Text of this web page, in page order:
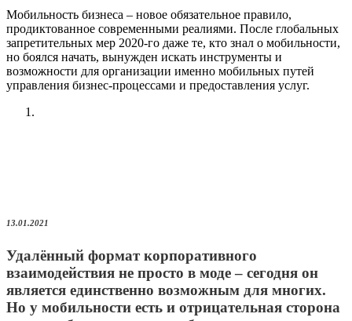
Мобильность бизнеса – новое обязательное правило,
продиктованное современными реалиями. После глобальных
запретительных мер 2020-го даже те, кто знал о мобильности,
но боялся начать, вынужден искать инструменты и
возможности для организации именно мобильных путей
управления бизнес-процессами и предоставления услуг.
13.01.2021
Удалённый формат корпоративного
взаимодействия не просто в моде – сегодня он
является единственно возможным для многих.
Но у мобильности есть и отрицательная сторона